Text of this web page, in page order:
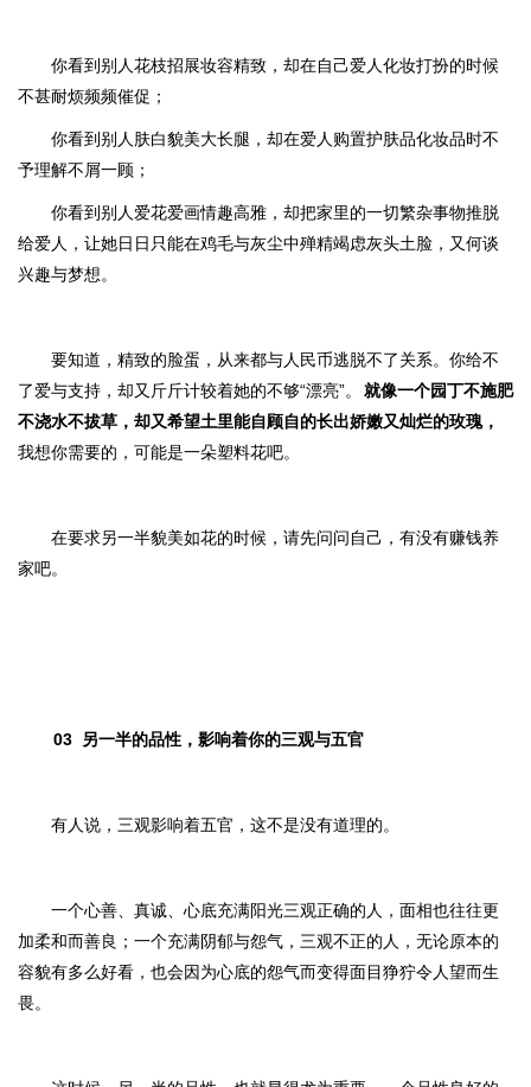
你看到别人花枝招展妆容精致，却在自己爱人化妆打扮的时候
不甚耐烦频频催促；
你看到别人肤白貌美大长腿，却在爱人购置护肤品化妆品时不
予理解不屑一顾；
你看到别人爱花爱画情趣高雅，却把家里的一切繁杂事物推脱
给爱人，让她日日只能在鸡毛与灰尘中殚精竭虑灰头土脸，又何谈
兴趣与梦想。
要知道，精致的脸蛋，从来都与人民币逃脱不了关系。你给不
了爱与支持，却又斤斤计较着她的不够“漂亮”。
就像一个园丁不施肥
不浇水不拔草，却又希望土里能自顾自的长出娇嫩又灿烂的玫瑰，
我想你需要的，可能是一朵塑料花吧。
在要求另一半貌美如花的时候，请先问问自己，有没有赚钱养
家吧。
03 另一半的品性，影响着你的三观与五官
有人说，三观影响着五官，这不是没有道理的。
一个心善、真诚、心底充满阳光三观正确的人，面相也往往更
加柔和而善良；一个充满阴郁与怨气，三观不正的人，无论原本的
容貌有多么好看，也会因为心底的怨气而变得面目狰狞令人望而生
畏。